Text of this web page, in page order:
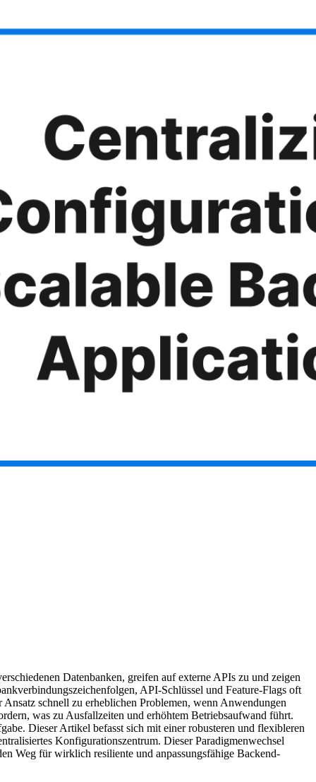
Datenbanken, greifen auf externe APIs zu und zeigen
API-Schlüssel und Feature-Flags oft
schnell zu erheblichen Problemen, wenn Anwendungen
was zu Ausfallzeiten und erhöhtem Betriebsaufwand führt.
Dieser Artikel befasst sich mit einer robusteren und flexibleren
Konfigurationszentrum. Dieser Paradigmenwechsel
Weg für wirklich resiliente und anpassungsfähige Backend-